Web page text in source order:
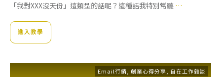
「我對XXX沒天份」這類型的話呢？這種話我特別常聽 …
進入教學
Email行銷 創業心得分享 自在工作雜談